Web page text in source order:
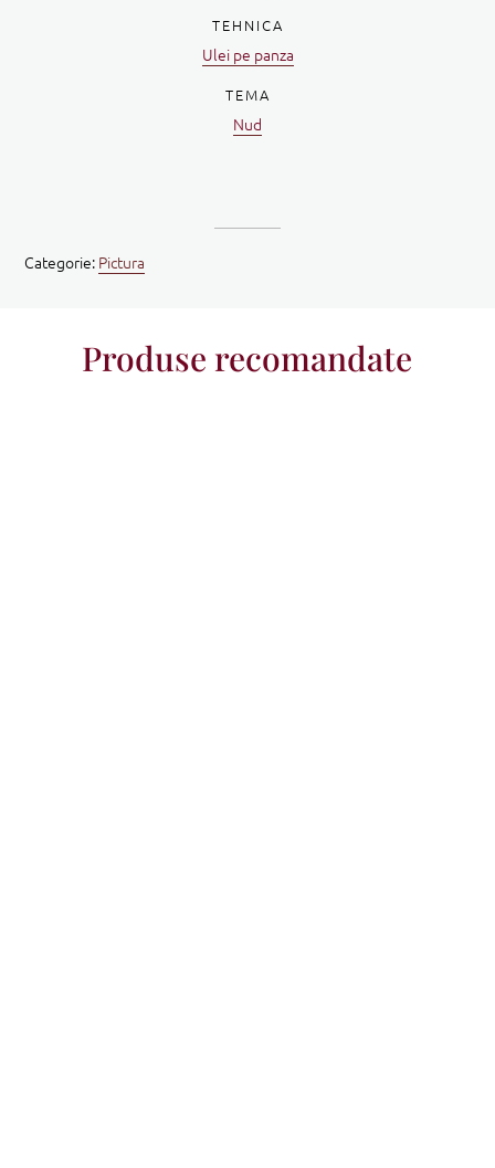
TEHNICA
Ulei pe panza
TEMA
Nud
Categorie: Pictura
Produse recomandate